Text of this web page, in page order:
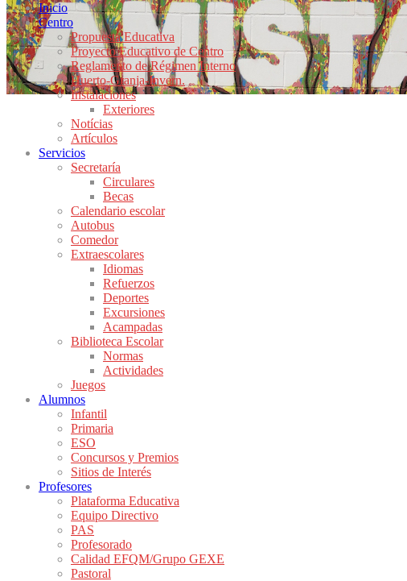
Inicio
Centro
Propuesta Educativa
Proyecto Educativo de Centro
Reglamento de Régimen Interno
Huerto-Granja-Invern.
Instalaciones
Exteriores
Notícias
Artículos
Servicios
Secretaría
Circulares
Becas
Calendario escolar
Autobus
Comedor
Extraescolares
Idiomas
Refuerzos
Deportes
Excursiones
Acampadas
Biblioteca Escolar
Normas
Actividades
Juegos
Alumnos
Infantil
Primaria
ESO
Concursos y Premios
Sitios de Interés
Profesores
Plataforma Educativa
Equipo Directivo
PAS
Profesorado
Calidad EFQM/Grupo GEXE
Pastoral